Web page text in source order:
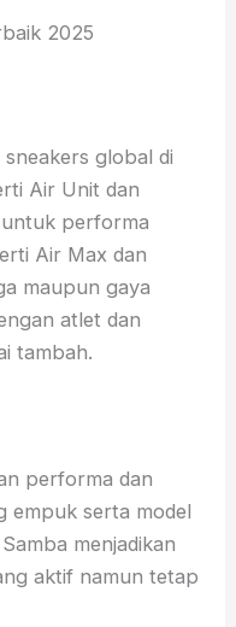
2025
global di
Air Unit dan
performa
Air Max dan
maupun gaya
atlet dan
tambah.
performa dan
empuk serta model
menjadikan
aktif namun tetap